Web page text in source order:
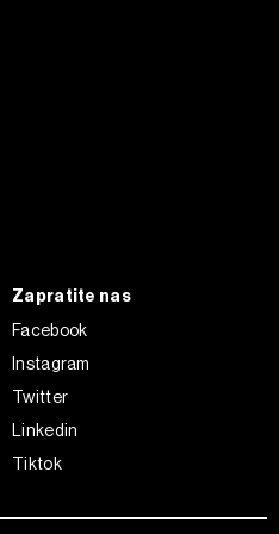
Zapratite nas
Facebook
Instagram
Twitter
Linkedin
Tiktok